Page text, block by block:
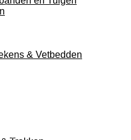
& Vetbedden